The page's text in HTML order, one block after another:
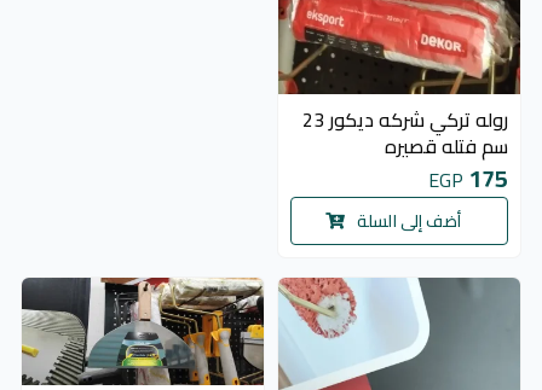
روله تركي شركه ديكور 23
سم فتله قصيره
175
EGP
أضف إلى السلة